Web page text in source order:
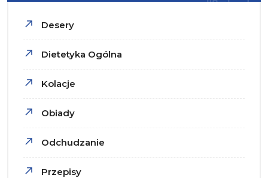
Desery
Dietetyka Ogólna
Kolacje
Obiady
Odchudzanie
Przepisy